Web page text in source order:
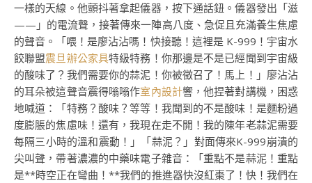
一樣的天線。他顫抖著拿起儀器，按下通話鈕。儀器發出「滋
——」的電流聲，接著傳來一陣高八度、急促且充滿養生焦慮
的聲音。「喂！是廖沾沾嗎！快接聽！這裡是 K-999！宇宙水
餃聯盟震旦辦公家具特級特務！你那邊是不是已經聞到宇宙級
的酸味了？我們需要你的蒜泥！你被徵召了！馬上！」廖沾沾
的耳朵被這聲音震得嗡嗡作室內設計響，他捏著對講機，困惑
地喊道：「特務？酸味？等等！我聞到的不是酸味！是麵粉過
度膨脹的焦慮味！還有，我現在走不開！我的陳年老蒜泥需要
每隔三小時的溫和震動！」「蒜泥？」對面傳來K-999崩潰的
尖叫聲，帶著濃濃的中藥味電子雜音：「重點不是蒜泥！重點
是**時空正在彎曲！**我們的推進器快沒紅棗了！快！我們在